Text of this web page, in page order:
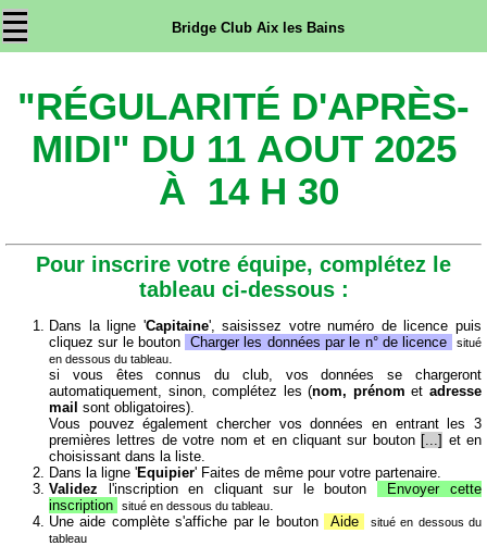
Bridge Club Aix les Bains
"RÉGULARITÉ D'APRÈS-
MIDI" DU 11 AOUT 2025
À 14 H 30
Pour inscrire votre équipe, complétez le
tableau ci-dessous :
Dans la ligne 'Capitaine', saisissez votre numéro de licence puis
cliquez sur le bouton Charger les données par le n° de licence
situé
en dessous du tableau
si vous êtes connus du club, vos données se chargeront
automatiquement, sinon, complétez les (nom, prénom etadresse
mail sont obligatoires).
Vous pouvez également chercher vos données en entrant les 3
premières lettres de votre nom et en cliquant sur bouton [...] et en
choisissant dans la liste.
Dans la ligne 'Equipier' Faites de même pour votre partenaire.
Validez l'inscription en cliquant sur le bouton
Envoyer cette
inscription
situé en dessous du tableau
Une aide complète s'affiche par le bouton
Aide
situé en dessous du
tableau